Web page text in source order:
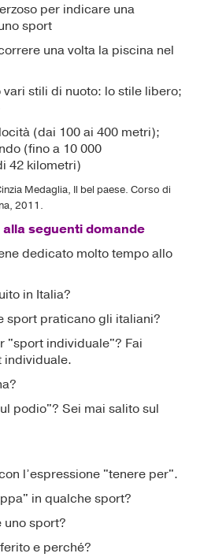
per indicare una
sport
una volta la piscina nel
stili di nuoto: lo stile libero;
(dai 100 ai 400 metri);
(fino a 10 000
42 kilometri)
Medaglia, Il bel paese. Corso di
2011.
seguenti domande
dedicato molto tempo allo
in Italia?
sport praticano gli italiani?
"sport individuale"? Fai
individuale.
podio"? Sei mai salito sul
l’espressione "tenere per".
in qualche sport?
uno sport?
e perché?